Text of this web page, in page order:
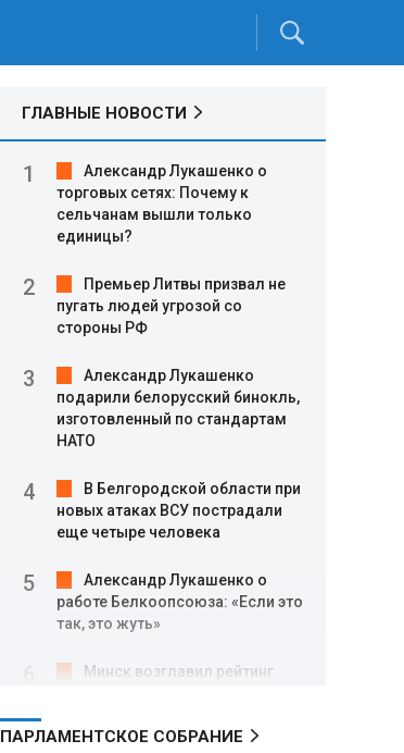
ГЛАВНЫЕ НОВОСТИ
Александр Лукашенко о
торговых сетях: Почему к
сельчанам вышли только
единицы?
Премьер Литвы призвал не
пугать людей угрозой со
стороны РФ
Александр Лукашенко
подарили белорусский бинокль,
изготовленный по стандартам
НАТО
В Белгородской области при
новых атаках ВСУ пострадали
еще четыре человека
Александр Лукашенко о
работе Белкоопсоюза: «Если это
так, это жуть»
Минск возглавил рейтинг
ПАРЛАМЕНТСКОЕ СОБРАНИЕ